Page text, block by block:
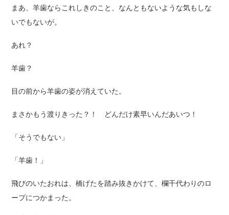
まあ、羊歯ならこれしきのこと、なんともないような気もしな
いでもないが。
あれ？
羊歯？
目の前から羊歯の姿が消えていた。
まさかもう渡りきった？！ どんだけ素早いんだあいつ！
「そうでもない」
「羊歯！」
飛びのいたおれは、橋げたを踏み抜きかけて、欄干代わりのロ
ープにつかまった。